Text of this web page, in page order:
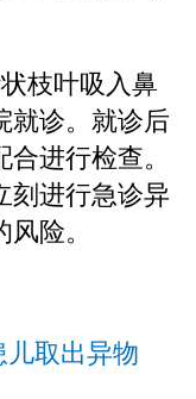
枝叶吸入鼻
就诊。就诊后
进行检查。
刻进行急诊异
险。
儿取出异物